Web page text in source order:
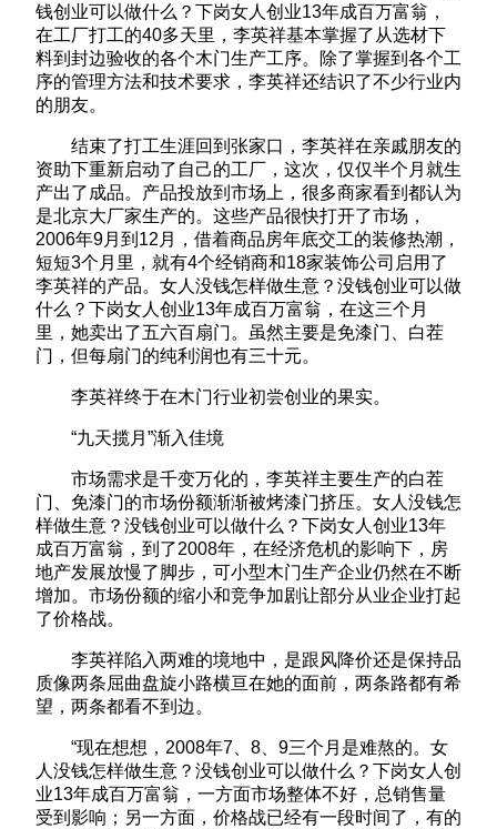
钱创业可以做什么？下岗女人创业13年成百万富翁，
在工厂打工的40多天里，李英祥基本掌握了从选材下
料到封边验收的各个木门生产工序。除了掌握到各个工
序的管理方法和技术要求，李英祥还结识了不少行业内
的朋友。
结束了打工生涯回到张家口，李英祥在亲戚朋友的
资助下重新启动了自己的工厂，这次，仅仅半个月就生
产出了成品。产品投放到市场上，很多商家看到都认为
是北京大厂家生产的。这些产品很快打开了市场，
2006年9月到12月，借着商品房年底交工的装修热潮，
短短3个月里，就有4个经销商和18家装饰公司启用了
李英祥的产品。女人没钱怎样做生意？没钱创业可以做
什么？下岗女人创业13年成百万富翁，在这三个月
里，她卖出了五六百扇门。虽然主要是免漆门、白茬
门，但每扇门的纯利润也有三十元。
李英祥终于在木门行业初尝创业的果实。
“九天揽月”渐入佳境
市场需求是千变万化的，李英祥主要生产的白茬
门、免漆门的市场份额渐渐被烤漆门挤压。女人没钱怎
样做生意？没钱创业可以做什么？下岗女人创业13年
成百万富翁，到了2008年，在经济危机的影响下，房
地产发展放慢了脚步，可小型木门生产企业仍然在不断
增加。市场份额的缩小和竞争加剧让部分从业企业打起
了价格战。
李英祥陷入两难的境地中，是跟风降价还是保持品
质像两条屈曲盘旋小路横亘在她的面前，两条路都有希
望，两条都看不到边。
“现在想想，2008年7、8、9三个月是难熬的。女
人没钱怎样做生意？没钱创业可以做什么？下岗女人创
业13年成百万富翁，一方面市场整体不好，总销售量
受到影响；另一方面，价格战已经有一段时间了，有的